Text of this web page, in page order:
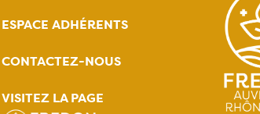
ESPACE ADHÉRENTS
CONTACTEZ-NOUS
VISITEZ LA PAGE